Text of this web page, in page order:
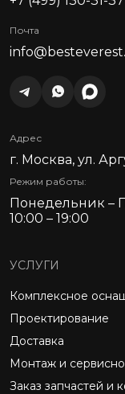
Почта
Адрес
г. Москва, ул.
Режим работы:
Понедельник –
10:00 – 19:00
УСЛУГИ
Комплексное
Проектирование
Доставка
Монтаж и
Заказ запчастей и